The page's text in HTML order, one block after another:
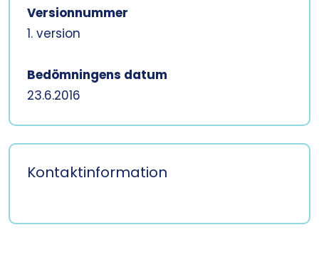
Versionnummer
1. version
Bedömningens datum
23.6.2016
Kontaktinformation